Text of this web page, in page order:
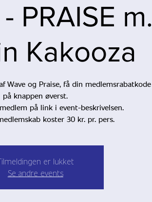
PRAISE m.
Kakooza
Wave og Praise, få din medlemsrabatkode
på knappen øverst.
på link i event-beskrivelsen.
koster 30 kr. pr. pers.
er lukket
Se andre events